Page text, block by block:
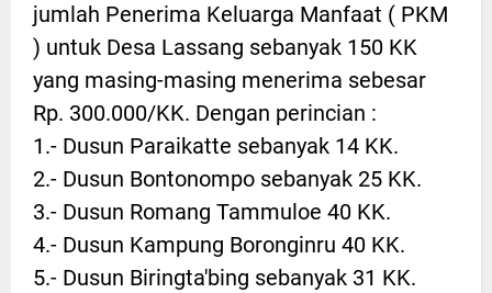
jumlah Penerima Keluarga Manfaat ( PKM
) untuk Desa Lassang sebanyak 150 KK
yang masing-masing menerima sebesar
Rp. 300.000/KK. Dengan perincian :
1.- Dusun Paraikatte sebanyak 14 KK.
2.- Dusun Bontonompo sebanyak 25 KK.
3.- Dusun Romang Tammuloe 40 KK.
4.- Dusun Kampung Boronginru 40 KK.
5.- Dusun Biringta'bing sebanyak 31 KK.